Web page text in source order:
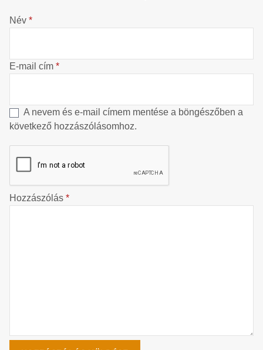
Név *
E-mail cím *
A nevem és e-mail címem mentése a böngészőben a
következő hozzászólásomhoz.
Hozzászólás *